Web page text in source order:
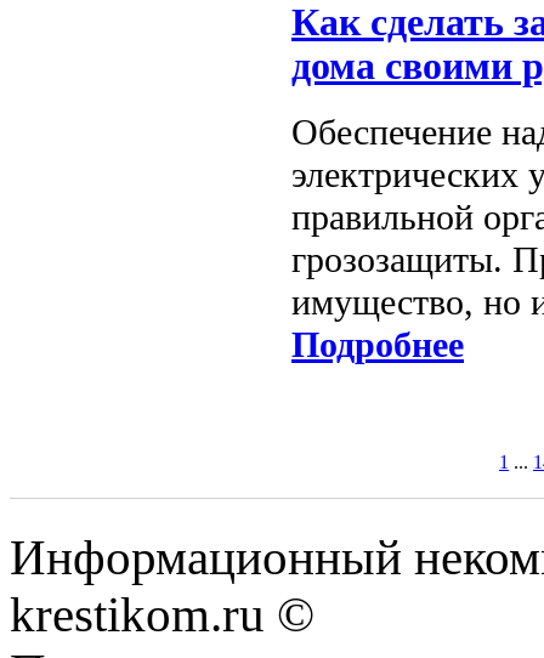
Как сделать
дома своими
Обеспечение
электрических
правильной
грозозащиты.
имущество, но
Подробнее
1 ...
Информационный
krestikom.ru ©